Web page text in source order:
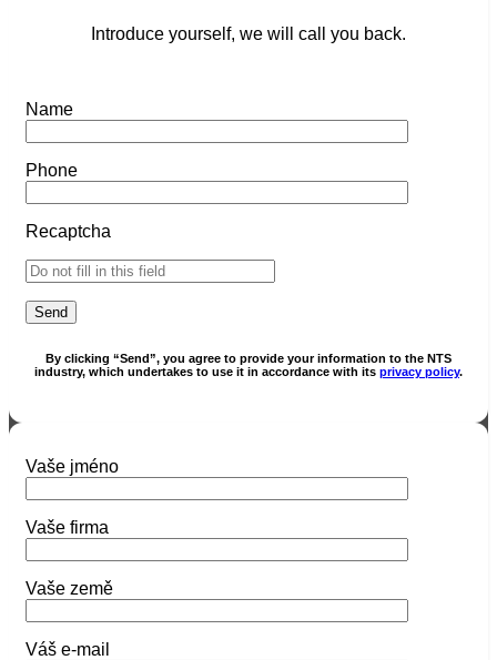
Introduce yourself, we will call you back.
Name
Phone
Recaptcha
By clicking “Send”, you agree to provide your information to the NTS
industry, which undertakes to use it in accordance with its privacy policy.
Vaše jméno
Vaše firma
Vaše země
Váš e-mail